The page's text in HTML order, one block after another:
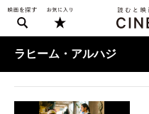
ラヒーム・アルハジ